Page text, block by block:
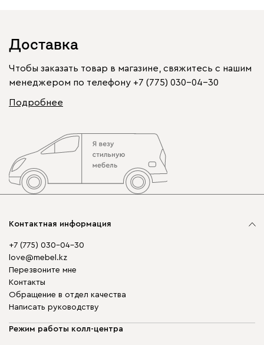
Доставка
Чтобы заказать товар в магазине, свяжитесь с нашим
менеджером по телефону +7 (775) 030-04-30
Подробнее
Контактная информация
+7 (775) 030-04-30
love@mebel.kz
Перезвоните мне
Контакты
Обращение в отдел качества
Написать руководству
Режим работы колл-центра